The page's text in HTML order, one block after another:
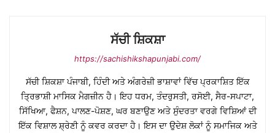
ਸੱਚੀ ਸ਼ਿਕਸ਼ਾ
https://sachishikshapunjabi.com/
ਸੱਚੀ ਸ਼ਿਕਸ਼ਾ ਪੰਜਾਬੀ, ਹਿੰਦੀ ਅਤੇ ਅੰਗਰੇਜ਼ੀ ਭਾਸ਼ਾਵਾਂ ਵਿੱਚ ਪ੍ਰਕਾਸ਼ਿਤ ਇੱਕ
ਤ੍ਰਿਭਾਸ਼ੀ ਮਾਸਿਕ ਮੈਗਜ਼ੀਨ ਹੈ। ਇਹ ਧਰਮ, ਤੰਦਰੁਸਤੀ, ਰਸੋਈ, ਸੈਰ-ਸਪਾਟਾ,
ਸਿੱਖਿਆ, ਫੈਸ਼ਨ, ਪਾਲਣ-ਪੋਸ਼ਣ, ਘਰ ਬਣਾਉਣ ਅਤੇ ਸੁੰਦਰਤਾ ਵਰਗੇ ਵਿਸ਼ਿਆਂ ਦੀ
ਇੱਕ ਵਿਸ਼ਾਲ ਸ਼੍ਰੇਣੀ ਨੂੰ ਕਵਰ ਕਰਦਾ ਹੈ। ਇਸ ਦਾ ਉਦੇਸ਼ ਲੋਕਾਂ ਨੂੰ ਸਮਾਜਿਕ ਅਤੇ